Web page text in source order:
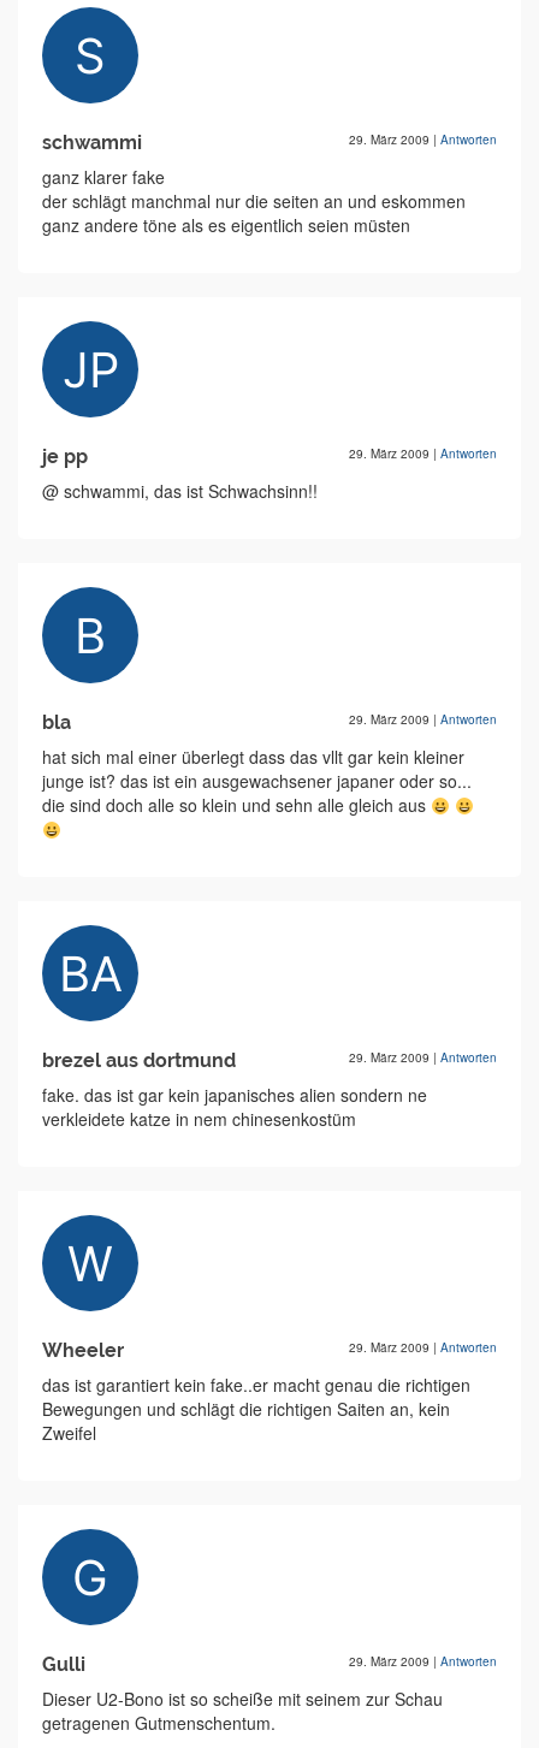
schwammi 29. März 2009 | Antworten
ganz klarer fake
der schlägt manchmal nur die seiten an und eskommen
ganz andere töne als es eigentlich seien müsten
je pp 29. März 2009 | Antworten
@ schwammi, das ist Schwachsinn!!
bla 29. März 2009 | Antworten
hat sich mal einer überlegt dass das vllt gar kein kleiner
junge ist? das ist ein ausgewachsener japaner oder so...
die sind doch alle so klein und sehn alle gleich aus
brezel aus dortmund 29. März 2009 | Antworten
fake. das ist gar kein japanisches alien sondern ne
verkleidete katze in nem chinesenkostüm
Wheeler 29. März 2009 | Antworten
das ist garantiert kein fake..er macht genau die richtigen
Bewegungen und schlägt die richtigen Saiten an, kein
Zweifel
Gulli 29. März 2009 | Antworten
Dieser U2-Bono ist so scheiße mit seinem zur Schau
getragenen Gutmenschentum.